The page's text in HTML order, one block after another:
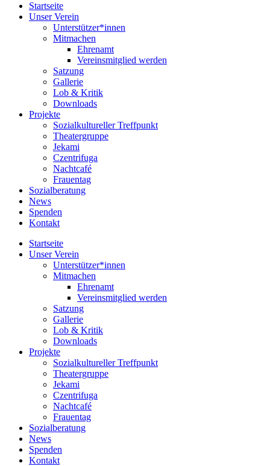
Startseite
Unser Verein
Unterstützer*innen
Mitmachen
Ehrenamt
Vereinsmitglied werden
Satzung
Gallerie
Lob & Kritik
Downloads
Projekte
Sozialkultureller Treffpunkt
Theatergruppe
Jekami
Czentrifuga
Nachtcafé
Frauentag
Sozialberatung
News
Spenden
Kontakt
Startseite
Unser Verein
Unterstützer*innen
Mitmachen
Ehrenamt
Vereinsmitglied werden
Satzung
Gallerie
Lob & Kritik
Downloads
Projekte
Sozialkultureller Treffpunkt
Theatergruppe
Jekami
Czentrifuga
Nachtcafé
Frauentag
Sozialberatung
News
Spenden
Kontakt